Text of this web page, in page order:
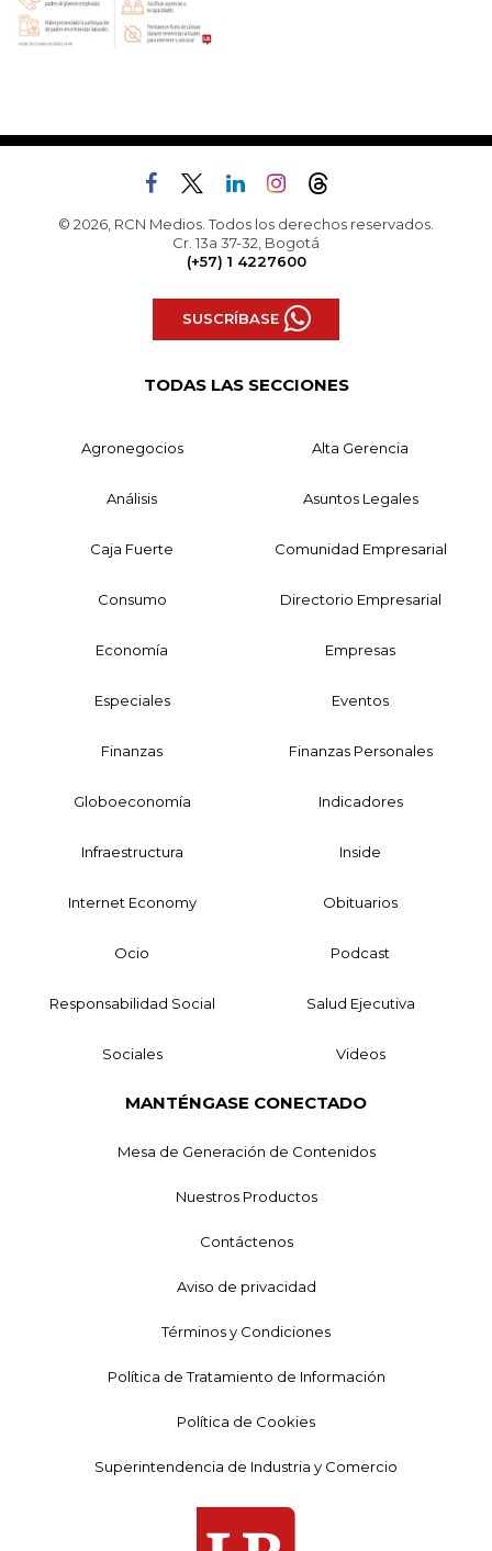
© 2026, RCN Medios. Todos los derechos reservados.
Cr. 13a 37-32, Bogotá
(+57) 1 4227600
SUSCRÍBASE
TODAS LAS SECCIONES
Agronegocios Alta Gerencia
Análisis Asuntos Legales
Caja Fuerte Comunidad Empresarial
Consumo Directorio Empresarial
Economía Empresas
Especiales Eventos
Finanzas Finanzas Personales
Globoeconomía Indicadores
Infraestructura Inside
Internet Economy Obituarios
Ocio Podcast
Responsabilidad Social Salud Ejecutiva
Sociales Videos
MANTÉNGASE CONECTADO
Mesa de Generación de Contenidos
Nuestros Productos
Contáctenos
Aviso de privacidad
Términos y Condiciones
Política de Tratamiento de Información
Política de Cookies
Superintendencia de Industria y Comercio